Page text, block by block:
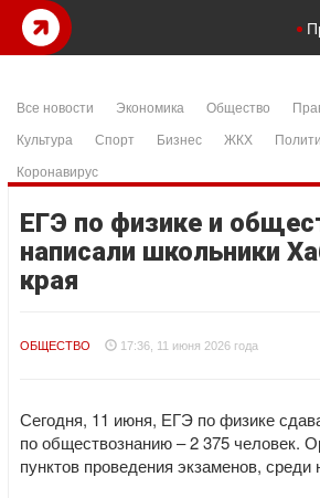
Все новости Экономика Общество
Культура
Спорт Бизнес ЖКХ
Коронавирус
ЕГЭ по физике и
написали школьники
края
ОБЩЕСТВО 17:36, 11 июня 2026 года
Сегодня, 11 июня, ЕГЭ по физике
по обществознанию – 2 375 человек.
пунктов проведения экзаменов,